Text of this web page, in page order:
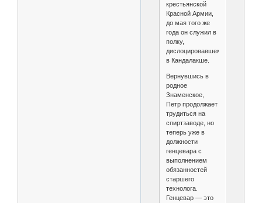
крестьянской
Красной Армии,
до мая того же
года он служил в
полку,
дислоцировавшемся
в Кандалакше.
Вернувшись в
родное
Знаменское,
Петр продолжает
трудиться на
спиртзаводе, но
теперь уже в
должности
генцевара с
выполнением
обязанностей
старшего
технолога.
Генцевар — это